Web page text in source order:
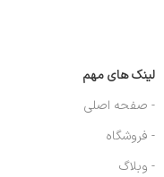
لینک های مهم
- صفحه اصلی
- فروشگاه
- وبلاگ